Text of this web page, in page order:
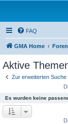
FAQ
GMA Home
Aktive
Zur erweiterten Suche
Es wurden keine